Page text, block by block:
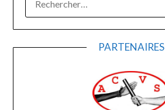
PARTENAIRES